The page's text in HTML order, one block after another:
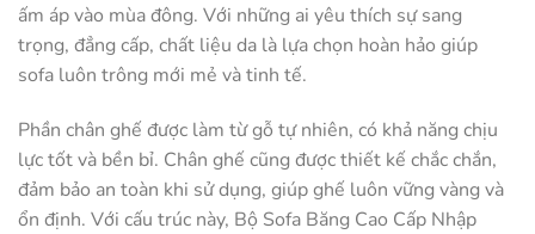
ấm áp vào mùa đông. Với những ai yêu thích sự sang
trọng, đẳng cấp, chất liệu da là lựa chọn hoàn hảo giúp
sofa luôn trông mới mẻ và tinh tế.
Phần chân ghế được làm từ gỗ tự nhiên, có khả năng chịu
lực tốt và bền bỉ. Chân ghế cũng được thiết kế chắc chắn,
đảm bảo an toàn khi sử dụng, giúp ghế luôn vững vàng và
ổn định. Với cấu trúc này, Bộ Sofa Băng Cao Cấp Nhập